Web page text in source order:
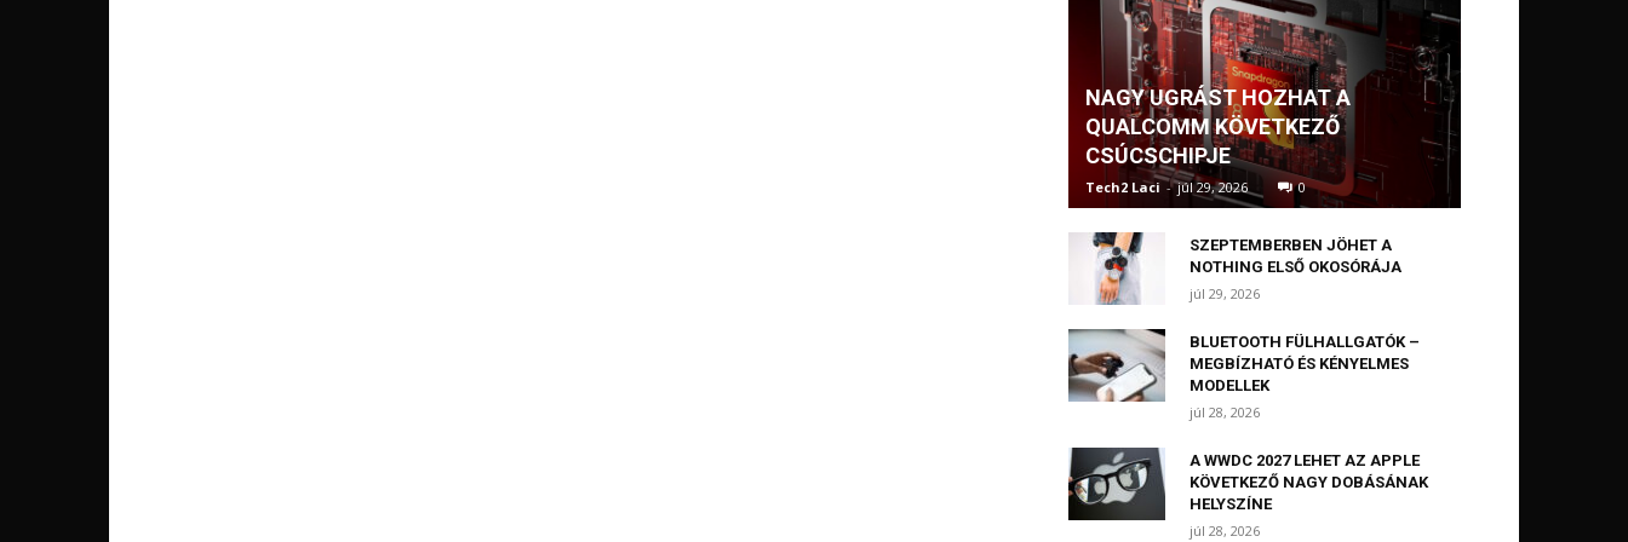
NAGY UGRÁST HOZHAT A
QUALCOMM KÖVETKEZŐ
CSÚCSCHIPJE
Tech2 Laci - júl 29, 2026 0
SZEPTEMBERBEN JÖHET A
NOTHING ELSŐ OKOSÓRÁJA
júl 29, 2026
BLUETOOTH FÜLHALLGATÓK –
MEGBÍZHATÓ ÉS KÉNYELMES
MODELLEK
júl 28, 2026
A WWDC 2027 LEHET AZ APPLE
KÖVETKEZŐ NAGY DOBÁSÁNAK
HELYSZÍNE
júl 28, 2026